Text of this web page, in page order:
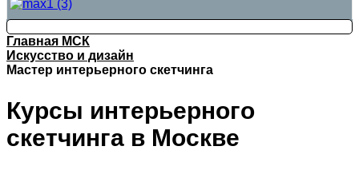
Главная МСК
Искусство и дизайн
Мастер интерьерного скетчинга
Курсы интерьерного
скетчинга в Москве